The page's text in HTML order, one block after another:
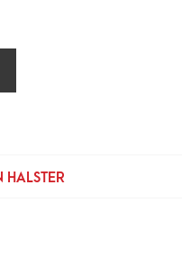
HALSTER